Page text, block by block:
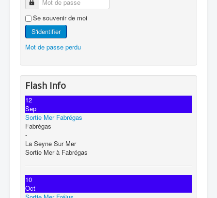
Se souvenir de moi
S'identifier
Mot de passe perdu
Flash Info
12
Sep
Sortie Mer Fabrégas
Fabrégas
-
La Seyne Sur Mer
Sortie Mer à Fabrégas
10
Oct